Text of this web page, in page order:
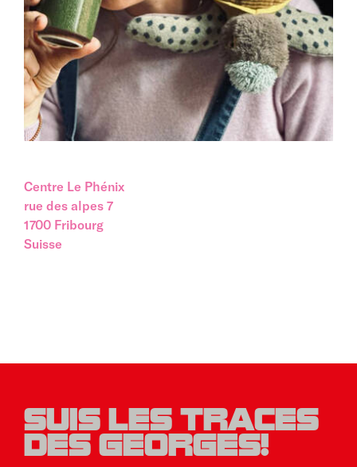
Centre Le Phénix
rue des alpes 7
1700 Fribourg
Suisse
SUIS LES TRACES
DES GEORGES!